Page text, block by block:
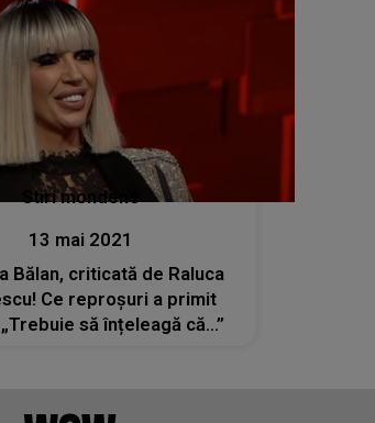
Stiri mondene
13 mai 2021
Bălan, criticată de Raluca
Ce reproșuri a primit
să înțeleagă că...”